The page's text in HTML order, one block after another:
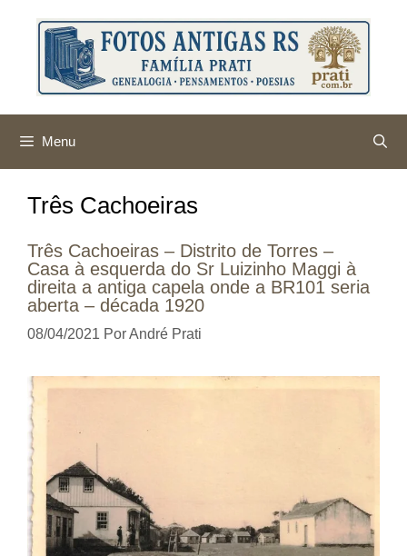
conteúdo
Menu
Três Cachoeiras
Três Cachoeiras – Distrito de Torres –
Casa à esquerda do Sr Luizinho Maggi à
direita a antiga capela onde a BR101 seria
aberta – década 1920
08/04/2021 PorAndré Prati